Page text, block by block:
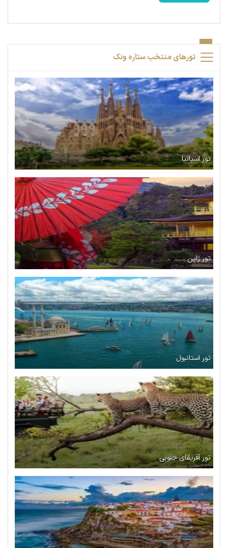
تورهای منتخب ستاره ونک
تور اسپانیا
تور ژاپن
تور استانبول
تور آفریقای جنوبی